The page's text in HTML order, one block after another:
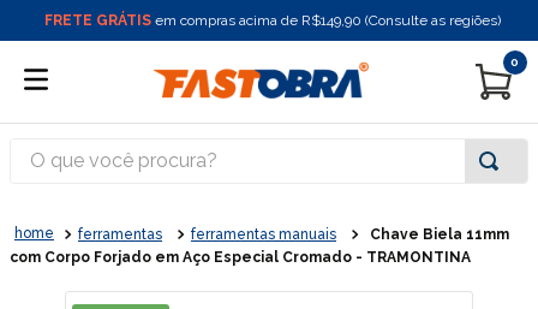
FRETE GRÁTIS em compras acima de R$149,90 (Consulte as regiões)
0
O que você procura?
ferramentas ferramentas manuais
Chave Biela 11mm
com Corpo Forjado em Aço Especial Cromado - TRAMONTINA